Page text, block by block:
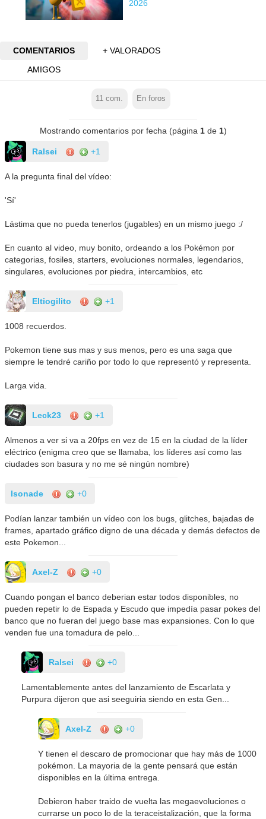
2026
COMENTARIOS
+ VALORADOS
AMIGOS
11 com. En foros
Mostrando comentarios por fecha (página 1de 1)
Ralsei +1
A la pregunta final del vídeo:
'Sí'
Lástima que no pueda tenerlos (jugables) en un mismo juego :/
En cuanto al video, muy bonito, ordeando a los Pokémon por
categorias, fosiles, starters, evoluciones normales, legendarios,
singulares, evoluciones por piedra, intercambios, etc
Eltiogilito +1
1008 recuerdos.
Pokemon tiene sus mas y sus menos, pero es una saga que
siempre le tendré cariño por todo lo que representó y representa.
Larga vida.
Leck23 +1
Almenos a ver si va a 20fps en vez de 15 en la ciudad de la líder
eléctrico (enigma creo que se llamaba, los líderes así como las
ciudades son basura y no me sé ningún nombre)
Isonade +0
Podían lanzar también un vídeo con los bugs, glitches, bajadas de
frames, apartado gráfico digno de una década y demás defectos de
este Pokemon...
Axel-Z +0
Cuando pongan el banco deberian estar todos disponibles, no
pueden repetir lo de Espada y Escudo que impedía pasar pokes del
banco que no fueran del juego base mas expansiones. Con lo que
venden fue una tomadura de pelo...
Ralsei +0
Lamentablemente antes del lanzamiento de Escarlata y
Purpura dijeron que asi seeguiria siendo en esta Gen...
Axel-Z +0
Y tienen el descaro de promocionar que hay más de 1000
pokémon. La mayoria de la gente pensará que están
disponibles en la última entrega.
Debieron haber traido de vuelta las megaevoluciones o
currarse un poco lo de la teraceistalización, que la forma